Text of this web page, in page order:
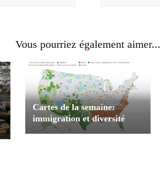
Vous pourriez également aimer...
Cartes de la semaine:
immigration et diversité